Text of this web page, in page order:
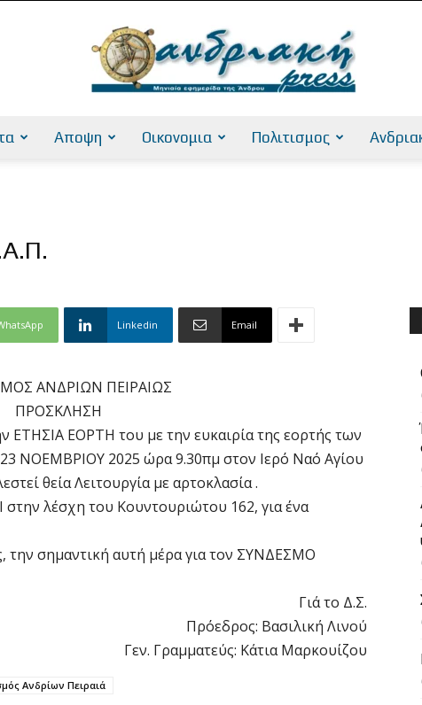
Αποψη Οικονομια Πολιτισμος
Linkedin Email
ΑΝΔΡΙΩΝ ΠΕΙΡΑΙΩΣ
ΠΡΟΣΚΛΗΣΗ
ΕΤΗΣΙΑ ΕΟΡΤΗ του με την ευκαιρία της εορτής των
ΝΟΕΜΒΡΙΟΥ 2025 ώρα 9.30πμ στον Ιερό Ναό Αγίου
θεία Λειτουργία με αρτοκλασία .
λέσχη του Κουντουριώτου 162, για ένα
την σημαντική αυτή μέρα για τον ΣΥΝΔΕΣΜΟ
Γιά το Δ.Σ.
Πρόεδρος: Βασιλική Λινού
Γεν. Γραμματεύς: Κάτια Μαρκουίζου
Ανδρίων Πειραιά